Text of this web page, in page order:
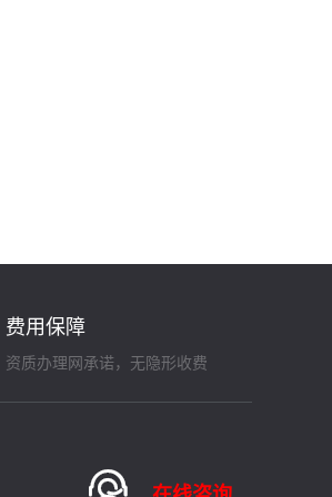
费用保障
资质办理网承诺，无隐形收费